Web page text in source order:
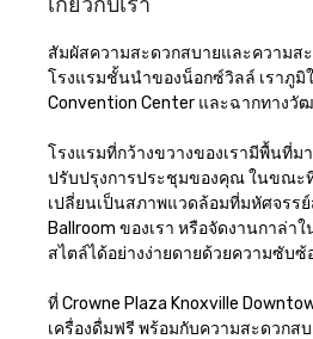
สัมผัสความสะดวกสบายและความส
โรงแรมชั้นนำของน็อกซ์วิลล์ เราภูมิ
Convention Center และฉากทางวั
โรงแรมที่กว้างขวางของเรามีพื้นที่
ปรับปรุงการประชุมของคุณ ในขณะ
เปลี่ยนเป็นสภาพแวดล้อมที่มหัศจรร
Ballroom ของเรา หรือจัดงานกาล่
สไตล์ได้อย่างง่ายดายด้วยความซับ
ที่ Crowne Plaza Knoxville
เครื่องดื่มฟรี พร้อมกับความสะดวก